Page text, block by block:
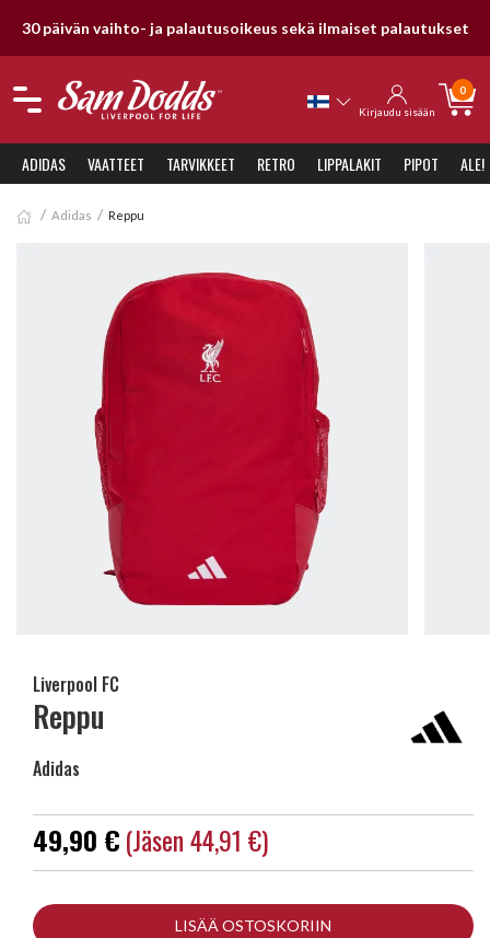
30 päivän vaihto- ja palautusoikeus sekä ilmaiset palautukset
Kirjaudu sisään
0
ADIDAS VAATTEET TARVIKKEET RETRO LIPPALAKIT PIPOT ALE!
Adidas Reppu
Liverpool FC
Reppu
Adidas
49,90 €(jäsen 44,91 €)
LISÄÄ OSTOSKORIIN